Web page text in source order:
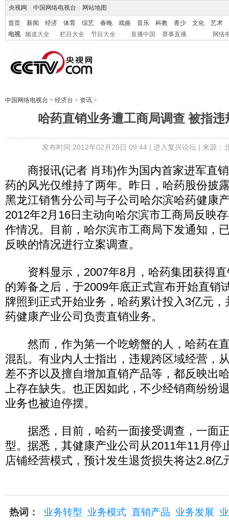
央视网 中国网络电视台 网站地图
首页 新闻 经济 体育 综艺 春晚 戏曲 音乐 科教 青少 文化
艺术
电视
频道大全 栏目大全 节目大全 直播中国 赛事直播 网络
中国网络电视台 > 经济台 > 资讯 >
哈药直销业务遭工商局调查 被指违
发布时间:2012年02月20日 09:44 | 进入复兴论坛| 来源：
商报讯(记者 肖玮)作为国内首家进军直销
药的风光仅维持了两年。昨日，哈药股份披
黑龙江销售分公司与子公司哈尔滨哈药健康
2012年2月16日主动向哈尔滨市工商局反映
作情况。目前，哈尔滨市工商局下发通知，
反映的情况进行立案调查。
资料显示，2007年8月，哈药集团获得直
的筹备之后，于2009年底正式宣布开始直销
牌照到正式开始业务，哈药累计投入3亿元
药健康产业公司负责直销业务。
然而，作为第一个吃螃蟹的人，哈药在
混乱。有业内人士指出，违规跨区域经营，
差不齐以及擅自增加直销产品等，都反映出
上存在缺失。也正因如此，不少经销商纷纷
业务也被迫停摆。
据悉，目前，哈药一面接受调查，一面
型。据悉，其健康产业公司从2011年11月停
店铺经营模式，预计发生退货损失将达2.8亿
热词： 业务转型 业务模式 直销产品 业务发展